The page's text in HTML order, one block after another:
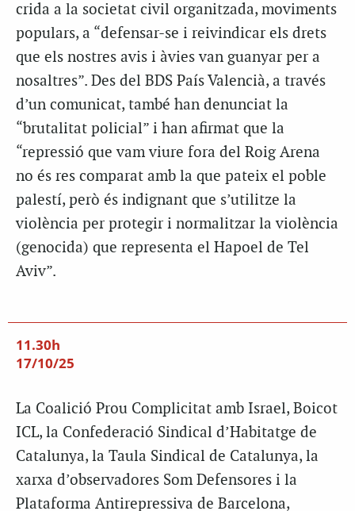
crida a la societat civil organitzada, moviments
populars, a “defensar-se i reivindicar els drets
que els nostres avis i àvies van guanyar per a
nosaltres”. Des del BDS País Valencià, a través
d’un comunicat, també han denunciat la
“brutalitat policial” i han afirmat que la
“repressió que vam viure fora del Roig Arena
no és res comparat amb la que pateix el poble
palestí, però és indignant que s’utilitze la
violència per protegir i normalitzar la violència
(genocida) que representa el Hapoel de Tel
Aviv”.
11.30h
17/10/25
La Coalició Prou Complicitat amb Israel, Boicot
ICL, la Confederació Sindical d’Habitatge de
Catalunya, la Taula Sindical de Catalunya, la
xarxa d’observadores Som Defensores i la
Plataforma Antirepressiva de Barcelona,